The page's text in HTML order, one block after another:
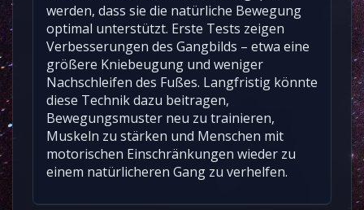
werden, dass sie die natürliche Bewegung
optimal unterstützt. Erste Tests zeigen
Verbesserungen des Gangbilds – etwa eine
größere Kniebeugung und weniger
Nachschleifen des Fußes. Langfristig könnte
diese Technik dazu beitragen,
Bewegungsmuster neu zu trainieren,
Muskeln zu stärken und Menschen mit
motorischen Einschränkungen wieder zu
einem natürlicheren Gang zu verhelfen.